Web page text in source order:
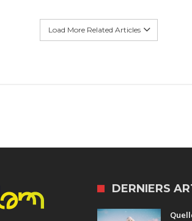
Load More Related Articles
DERNIERS